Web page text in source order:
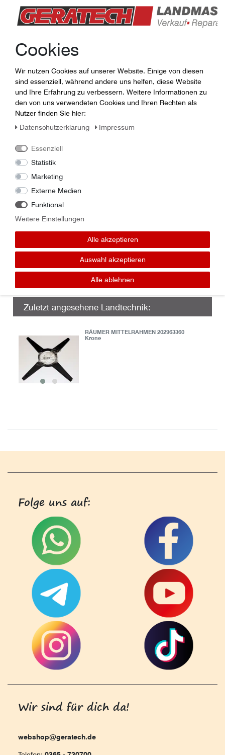
Jörg Günther
Lager / Ersatzteile
guenther (at) geratech . de
Linus Panzer
Tel.: 0365-7307016
panzer (at) geratech . de
Zuletzt angesehene Landtechnik:
RÄUMER MITTELRAHMEN 202963360
Krone
Folge uns auf:
Wir sind für dich da!
webshop@geratech.de
Cookies
Wir nutzen Cookies auf unserer Website. Einige von diesen
sind essenziell, während andere uns helfen, diese Website
und Ihre Erfahrung zu verbessern. Weitere Informationen zu
den von uns verwendeten Cookies und Ihren Rechten als
Nutzer finden Sie hier:
Daten­schutz­erklärung
Impressum
Essenziell
Statistik
Marketing
Externe Medien
Funktional
Weitere Einstellungen
Alle akzeptieren
Auswahl akzeptieren
Alle ablehnen